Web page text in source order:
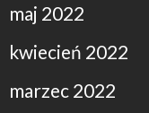
maj 2022
kwiecień 2022
marzec 2022